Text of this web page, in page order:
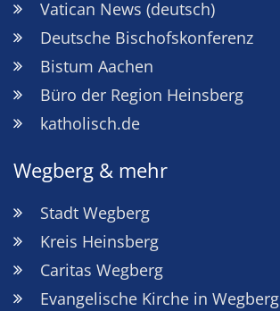
Vatican News (deutsch)
Deutsche Bischofskonferenz
Bistum Aachen
Büro der Region Heinsberg
katholisch.de
Wegberg & mehr
Stadt Wegberg
Kreis Heinsberg
Caritas Wegberg
Evangelische Kirche in Wegberg